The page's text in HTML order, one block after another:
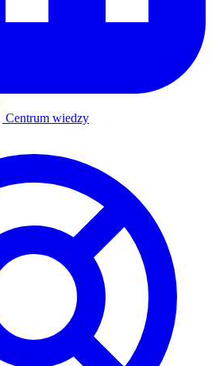
Centrum wiedzy